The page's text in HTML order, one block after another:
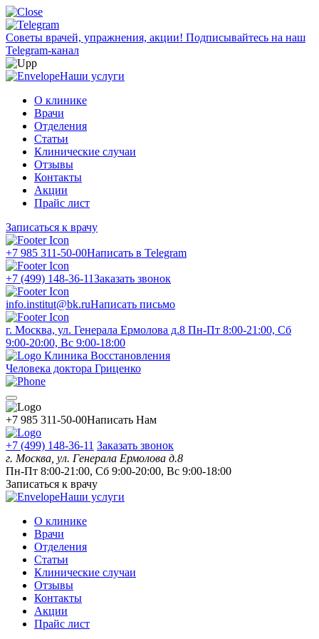
Советы врачей, упражнения, акции! Подписывайтесь на наш
Telegram-канал
Наши услуги
О клинике
Врачи
Отделения
Статьи
Клинические случаи
Отзывы
Контакты
Акции
Прайс лист
Записаться к врачу
+7 985 311-50-00Написать в Telegram
+7 (499) 148-36-11Заказать звонок
info.institut@bk.ruНаписать письмо
г. Москва, ул. Генерала Ермолова д.8 Пн-Пт 8:00-21:00, Сб
9:00-20:00, Вс 9:00-18:00
Клиника Восстановления
Человека доктора Гриценко
+7 985 311-50-00Написать Нам
+7 (499) 148-36-11 Заказать звонок
г. Москва, ул. Генерала Ермолова д.8
Пн-Пт 8:00-21:00, Сб 9:00-20:00, Вс 9:00-18:00
Записаться к врачу
Наши услуги
О клинике
Врачи
Отделения
Статьи
Клинические случаи
Отзывы
Контакты
Акции
Прайс лист